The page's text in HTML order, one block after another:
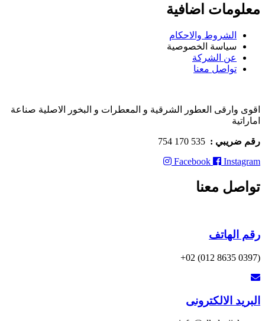
معلومات اضافية
الشروط والاحكام
سياسة الخصوصية
عن الشركة
تواصل معنا
اقوى وارقى العطور الشرقية و المعطرات و البخور الاصلية صناعة
اماراتية
رقم ضريبي :
Facebook
Instagram
تواصل معنا
رقم الهاتف
(0397 8635 012) 02+
البريد الالكترونى